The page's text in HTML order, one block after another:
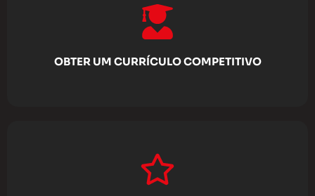
OBTER UM CURRÍCULO COMPETITIVO